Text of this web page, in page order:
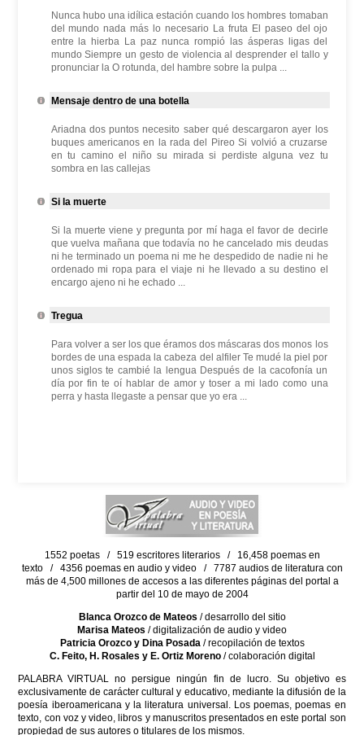
Nunca hubo una idílica estación cuando los hombres tomaban
del mundo nada más lo necesario La fruta El paseo del ojo
entre la hierba La paz nunca rompió las ásperas ligas del
mundo Siempre un gesto de violencia al desprender el tallo y
pronunciar la O rotunda, del hambre sobre la pulpa ...
Mensaje dentro de una botella
Ariadna dos puntos necesito saber qué descargaron ayer los
buques americanos en la rada del Pireo Si volvió a cruzarse
en tu camino el niño su mirada si perdiste alguna vez tu
sombra en las callejas
Si la muerte
Si la muerte viene y pregunta por mí haga el favor de decirle
que vuelva mañana que todavía no he cancelado mis deudas
ni he terminado un poema ni me he despedido de nadie ni he
ordenado mi ropa para el viaje ni he llevado a su destino el
encargo ajeno ni he echado ...
Tregua
Para volver a ser los que éramos dos máscaras dos monos los
bordes de una espada la cabeza del alfiler Te mudé la piel por
unos siglos te cambié la lengua Después de la cacofonía un
día por fin te oí hablar de amor y toser a mi lado como una
perra y hasta llegaste a pensar que yo era ...
1552 poetas / 519 escritores literarios / 16,458 poemas en
texto / 4356 poemas en audio y video / 7787 audios de literatura con
más de 4,500 millones de accesos a las diferentes páginas del portal a
partir del 10 de mayo de 2004
Blanca Orozco de Mateos / desarrollo del sitio
Marisa Mateos / digitalización de audio y video
Patricia Orozco y Dina Posada/ recopilación de textos
C. Feito, H. Rosales y E. Ortiz Moreno/ colaboración digital
PALABRA VIRTUAL no persigue ningún fin de lucro. Su objetivo es
exclusivamente de carácter cultural y educativo, mediante la difusión de la
poesía iberoamericana y la literatura universal. Los poemas, poemas en
texto, con voz y video, libros y manuscritos presentados en este portal son
propiedad de sus autores o titulares de los mismos.